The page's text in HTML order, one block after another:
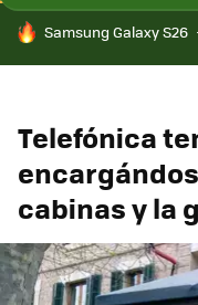
HOY SE HABLA DE
Samsung Galaxy S26
Telefónica
cabinas y la